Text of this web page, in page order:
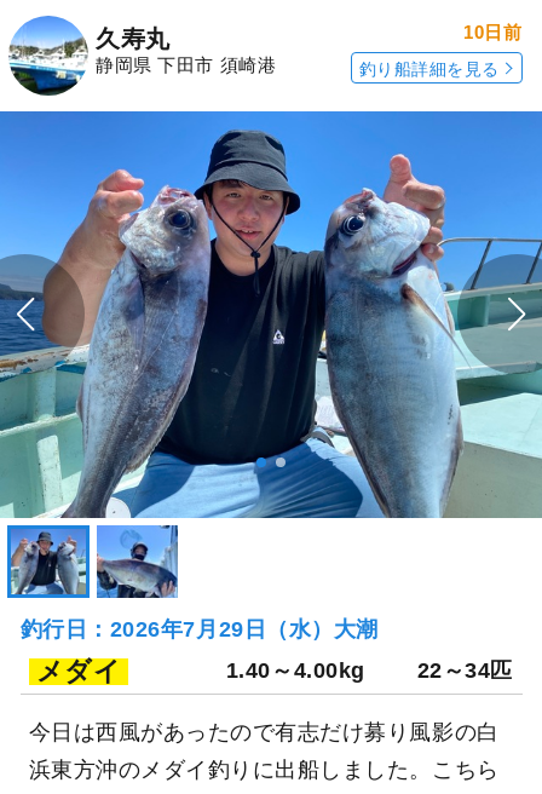
久寿丸
静岡県 下田市 須崎港
10日前
釣り船詳細を見る
釣行日：2026年7月29日（水）大潮
メダイ 1.40～4.00kg 22～34匹
今日は西風があったので有志だけ募り風影の白
浜東方沖のメダイ釣りに出船しました。こちら